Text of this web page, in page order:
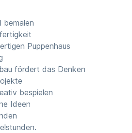
bemalen
Puppenhaus
fördert das Denken
bespielen
Ideen